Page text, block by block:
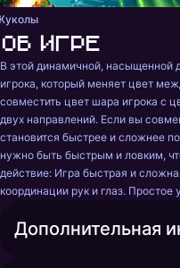
Об игре
В этой динамичной, насыщенной
игрока, который меняет цвет
совместить цвет шара игрока с
двух направлений. Если вы
становится быстрее и сложнее
нужно быть быстрым и ловким,
действие: Игра быстрая и
координации рук и глаз. Простое
Дополнительная